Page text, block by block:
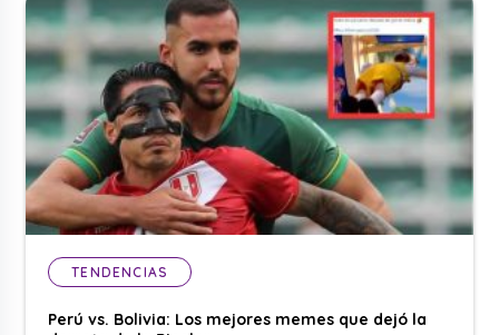
TENDENCIAS
Perú vs. Bolivia: Los mejores memes que dejó la